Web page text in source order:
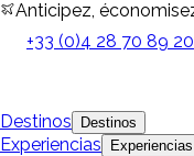
Anticipez,
+33 (0)4 28 70 89 20
Destinos Destinos
Experiencias Experiencias